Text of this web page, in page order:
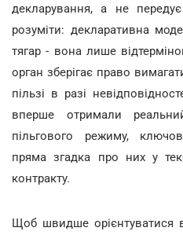
декларування, а не
розуміти: декларативна
тягар - вона лише
орган зберігає право
пільзі в разі
вперше отримали
пільгового режиму,
пряма згадка про них у
контракту.
Щоб швидше орієнтуватися